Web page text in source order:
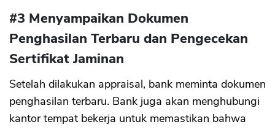
#3 Menyampaikan Dokumen
Penghasilan Terbaru dan Pengecekan
Sertifikat Jaminan
Setelah dilakukan appraisal, bank meminta dokumen
penghasilan terbaru. Bank juga akan menghubungi
kantor tempat bekerja untuk memastikan bahwa